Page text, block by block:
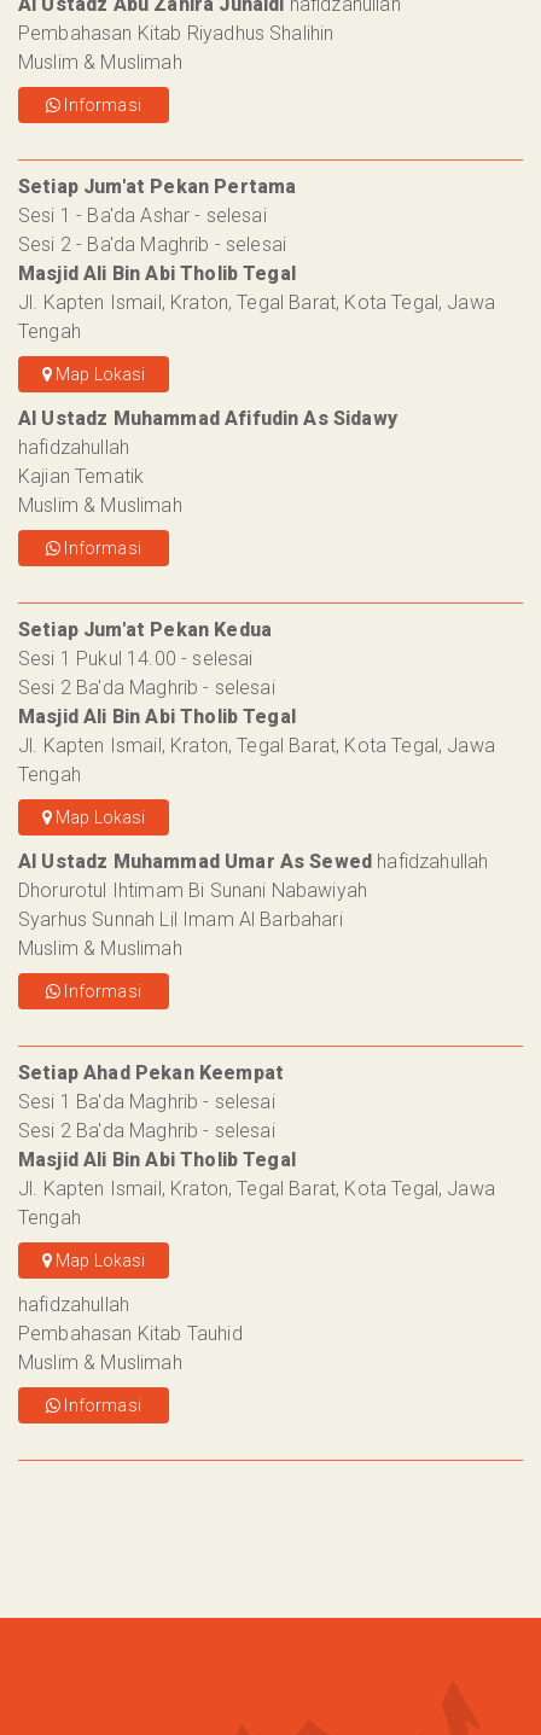
Al Ustadz Abu Zahira Junaidi
hafidzahullah
Pembahasan Kitab Riyadhus Shalihin
Muslim & Muslimah
Informasi
Setiap Jum'at Pekan Pertama
Sesi 1 - Ba'da Ashar - selesai
Sesi 2 - Ba'da Maghrib - selesai
Masjid Ali Bin Abi Tholib Tegal
Jl. Kapten Ismail, Kraton, Tegal Barat, Kota Tegal, Jawa
Tengah
Map Lokasi
Al Ustadz Muhammad Afifudin As Sidawy
hafidzahullah
Kajian Tematik
Muslim & Muslimah
Informasi
Setiap Jum'at Pekan Kedua
Sesi 1 Pukul 14.00 - selesai
Sesi 2 Ba'da Maghrib - selesai
Masjid Ali Bin Abi Tholib Tegal
Jl. Kapten Ismail, Kraton, Tegal Barat, Kota Tegal, Jawa
Tengah
Map Lokasi
Al Ustadz Muhammad Umar As Sewed hafidzahullah
Dhorurotul Ihtimam Bi Sunani Nabawiyah
Syarhus Sunnah Lil Imam Al Barbahari
Muslim & Muslimah
Informasi
Setiap Ahad Pekan Keempat
Sesi 1 Ba'da Maghrib - selesai
Sesi 2 Ba'da Maghrib - selesai
Masjid Ali Bin Abi Tholib Tegal
Jl. Kapten Ismail, Kraton, Tegal Barat, Kota Tegal, Jawa
Tengah
Map Lokasi
hafidzahullah
Pembahasan Kitab Tauhid
Muslim & Muslimah
Informasi